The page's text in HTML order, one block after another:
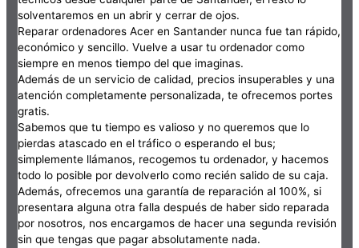
solventaremos en un abrir y cerrar de ojos.
Reparar ordenadores Acer en Santander nunca fue tan rápido,
económico y sencillo. Vuelve a usar tu ordenador como
siempre en menos tiempo del que imaginas.
Además de un servicio de calidad, precios insuperables y una
atención completamente personalizada, te ofrecemos portes
gratis.
Sabemos que tu tiempo es valioso y no queremos que lo
pierdas atascado en el tráfico o esperando el bus;
simplemente llámanos, recogemos tu ordenador, y hacemos
todo lo posible por devolverlo como recién salido de su caja.
Además, ofrecemos una garantía de reparación al 100%, si
presentara alguna otra falla después de haber sido reparada
por nosotros, nos encargamos de hacer una segunda revisión
sin que tengas que pagar absolutamente nada.